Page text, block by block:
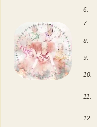
6.
7.
8.
9.
10.
11.
12.